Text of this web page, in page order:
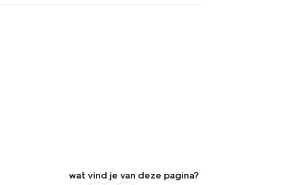
wat vind je van deze pagina?